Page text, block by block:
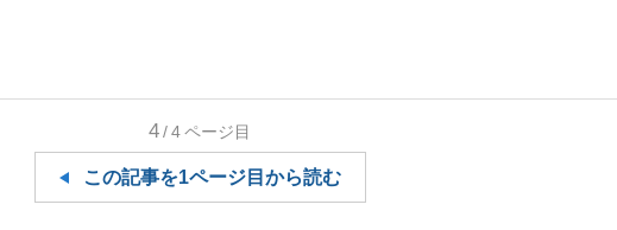
って…」サッカー日本代表・森保一監督...
4/4ページ目
この記事を1ページ目から読む